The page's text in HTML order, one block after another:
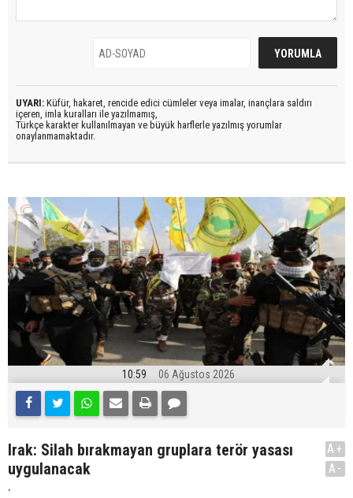
UYARI: Küfür, hakaret, rencide edici cümleler veya imalar, inançlara saldırı
içeren, imla kuralları ile yazılmamış,
Türkçe karakter kullanılmayan ve büyük harflerle yazılmış yorumlar
onaylanmamaktadır.
10:59 06 Ağustos 2026
Irak: Silah bırakmayan gruplara terör yasası
uygulanacak
.
A+
A-